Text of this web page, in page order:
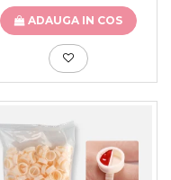
ADAUGA IN COS